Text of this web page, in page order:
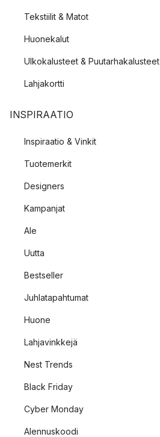
Tekstiilit & Matot
Huonekalut
Ulkokalusteet & Puutarhakalusteet
Lahjakortti
INSPIRAATIO
Inspiraatio & Vinkit
Tuotemerkit
Designers
Kampanjat
Ale
Uutta
Bestseller
Juhlatapahtumat
Huone
Lahjavinkkejä
Nest Trends
Black Friday
Cyber Monday
Alennuskoodi